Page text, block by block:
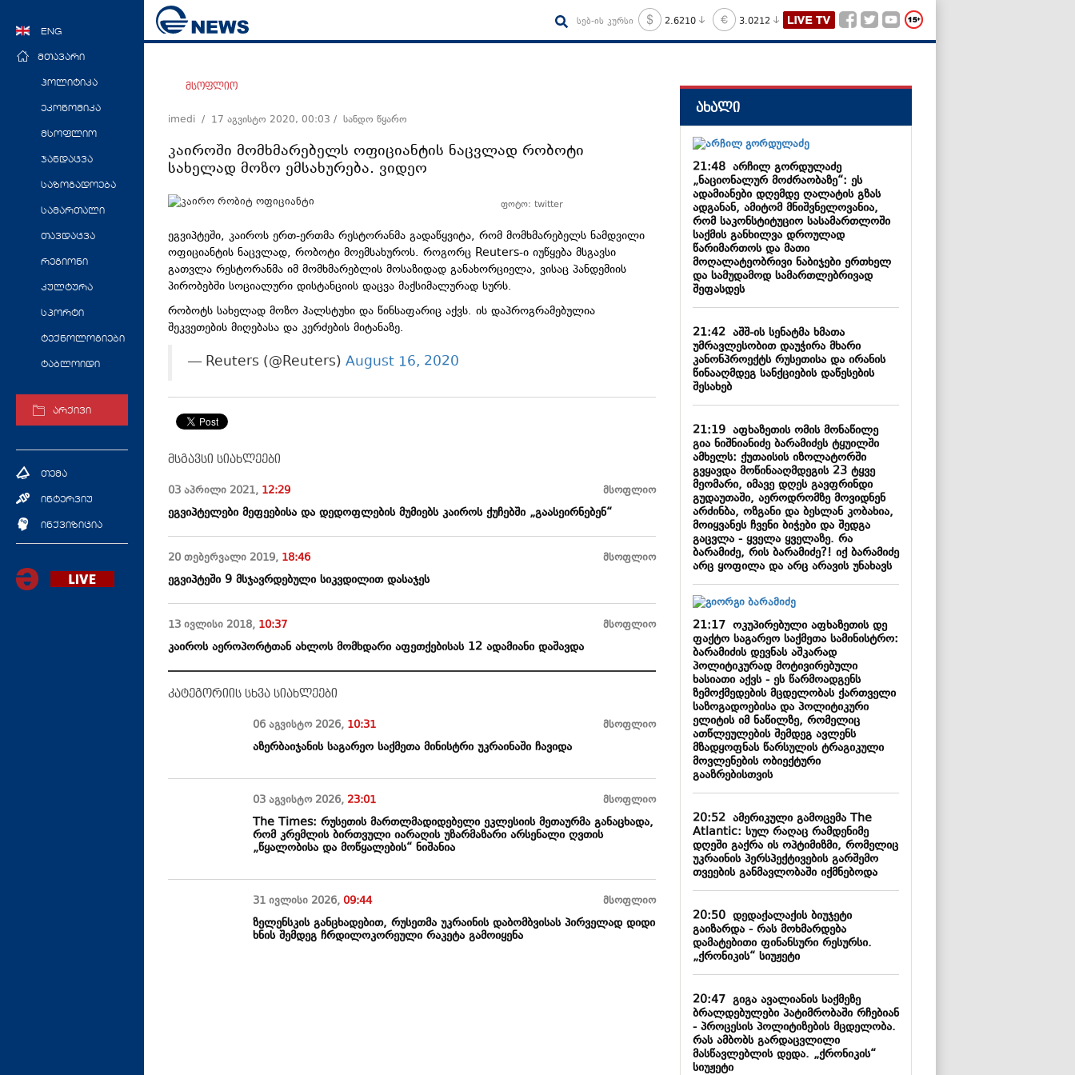
ENG
მთავარი
პოლიტიკა
ეკონომიკა
მსოფლიო
ჯანდაცვა
საზოგადოება
სამართალი
თავდაცვა
რეგიონი
კულტურა
სპორტი
ტექნოლოგიები
ტაბლოიდი
არქივი
თემა
ინტერვიუ
ინქვიზიცია
სებ-ის კურსი 2.6210 3.0212
მსოფლიო
imedi / 17 აგვისტო 2020, 00:03 / სანდო წყარო
კაიროში მომხმარებელს ოფიციანტის ნაცვლად რობოტი
სახელად მოზო ემსახურება. ვიდეო
ფოტო: twitter
ეგვიპტეში, კაიროს ერთ-ერთმა რესტორანმა გადაწყვიტა, რომ მომხმარებელს ნამდვილი
ოფიციანტის ნაცვლად, რობოტი მოემსახუროს. როგორც Reuters-ი იუწყება მსგავსი
გათვლა რესტორანმა იმ მომხმარებლის მოსაზიდად განახორციელა, ვისაც პანდემიის
პირობებში სოციალური დისტანციის დაცვა მაქსიმალურად სურს.
რობოტს სახელად მოზო ჰალსტუხი და წინსაფარიც აქვს. ის დაპროგრამებულია
შეკვეთების მიღებასა და კერძების მიტანაზე.
— Reuters (@Reuters) August 16, 2020
მსგავსი სიახლეები
03 აპრილი 2021, 12:29 მსოფლიო
ეგვიპტელები მეფეებისა და დედოფლების მუმიებს კაიროს ქუჩებში „გაასეირნებენ“
20 თებერვალი 2019, 18:46 მსოფლიო
ეგვიპტეში 9 მსჯავრდებული სიკვდილით დასაჯეს
13 ივლისი 2018, 10:37 მსოფლიო
კაიროს აეროპორტთან ახლოს მომხდარი აფეთქებისას 12 ადამიანი დაშავდა
კატეგორიის სხვა სიახლეები
06 აგვისტო 2026, 10:31 მსოფლიო
აზერბაიჯანის საგარეო საქმეთა მინისტრი უკრაინაში ჩავიდა
03 აგვისტო 2026, 23:01 მსოფლიო
The Times: რუსეთის მართლმადიდებელი ეკლესიის მეთაურმა განაცხადა,
რომ კრემლის ბირთვული იარაღის უზარმაზარი არსენალი ღვთის
„წყალობისა და მოწყალების“ ნიშანია
31 ივლისი 2026,09:44 მსოფლიო
ზელენსკის განცხადებით, რუსეთმა უკრაინის დაბომბვისას პირველად დიდი
ხნის შემდეგ ჩრდილოკორეული რაკეტა გამოიყენა
ახალი
21:48არჩილ გორდულაძე
„ნაციონალურ მოძრაობაზე“: ეს
ადამიანები დღემდე ღალატის გზას
ადგანან, ამიტომ მნიშვნელოვანია,
რომ საკონსტიტუციო სასამართლოში
საქმის განხილვა დროულად
წარიმართოს და მათი
მოღალატეობრივი ნაბიჯები ერთხელ
და სამუდამოდ სამართლებრივად
შეფასდეს
21:42აშშ-ის სენატმა ხმათა
უმრავლესობით დაუჭირა მხარი
კანონპროექტს რუსეთისა და ირანის
წინააღმდეგ სანქციების დაწესების
შესახებ
21:19აფხაზეთის ომის მონაწილე
გია ნიშნიანიძე ბარამიძეს ტყუილში
ამხელს: ქუთაისის იზოლატორში
გვყავდა მოწინააღმდეგის 23 ტყვე
მეომარი, იმავე დღეს გავფრინდი
გუდაუთაში, აეროდრომზე მოვიდნენ
არძინბა, ოზგანი და ბესლან კობახია,
მოიყვანეს ჩვენი ბიჭები და შედგა
გაცვლა - ყველა ყველაზე. რა
ბარამიძე, რის ბარამიძე?! იქ ბარამიძე
არც ყოფილა და არც არავის უნახავს
21:17ოკუპირებული აფხაზეთის დე
ფაქტო საგარეო საქმეთა სამინისტრო:
ბარამიძის დევნას აშკარად
პოლიტიკურად მოტივირებული
ხასიათი აქვს - ეს წარმოადგენს
ზემოქმედების მცდელობას ქართველი
საზოგადოებისა და პოლიტიკური
ელიტის იმ ნაწილზე, რომელიც
ათწლეულების შემდეგ ავლენს
მზადყოფნას წარსულის ტრაგიკული
მოვლენების ობიექტური
გააზრებისთვის
20:52ამერიკული გამოცემა The
Atlantic: სულ რაღაც რამდენიმე
დღეში გაქრა ის ოპტიმიზმი, რომელიც
უკრაინის პერსპექტივების გარშემო
თვეების განმავლობაში იქმნებოდა
20:50დედაქალაქის ბიუჯეტი
გაიზარდა - რას მოხმარდება
დამატებითი ფინანსური რესურსი.
„ქრონიკის“ სიუჟეტი
20:47გიგა ავალიანის საქმეზე
ბრალდებულები პატიმრობაში რჩებიან
- პროცესის პოლიტიზების მცდელობა.
რას ამბობს გარდაცვლილი
მასწავლებლის დედა. „ქრონიკის“
სიუჟეტი